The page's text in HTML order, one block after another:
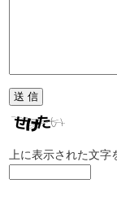
上に表示された文